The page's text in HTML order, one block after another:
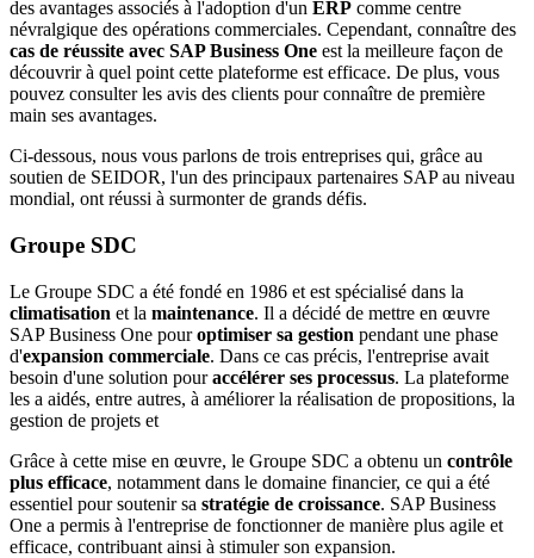
des avantages associés à l'adoption d'un ERP comme centre
névralgique des opérations commerciales. Cependant, connaître des
cas de réussite avec SAP Business One est la meilleure façon de
découvrir à quel point cette plateforme est efficace. De plus, vous
pouvez consulter les avis des clients pour connaître de première
main ses avantages.
Ci-dessous, nous vous parlons de trois entreprises qui, grâce au
soutien de SEIDOR, l'un des principaux partenaires SAPau niveau
mondial, ont réussi à surmonter de grands défis.
Groupe SDC
Le Groupe SDC a été fondé en 1986 et est spécialisé dans la
climatisation et la maintenance. Il a décidé de mettre en œuvre
SAP Business One pouroptimiser sa gestion pendant une phase
d'expansion commerciale. Dans ce cas précis, l'entreprise avait
besoin d'une solution pouraccélérer ses processus. La plateforme
les a aidés, entre autres, à améliorer la réalisation de propositions, la
gestion de projets et
Grâce à cette mise en œuvre, le Groupe SDC a obtenu un contrôle
plus efficace, notamment dans le domaine financier, ce qui a été
essentiel pour soutenir sa stratégie de croissance. SAP Business
One a permis à l'entreprise de fonctionner de manière plus agile et
efficace, contribuant ainsi à stimuler son expansion.